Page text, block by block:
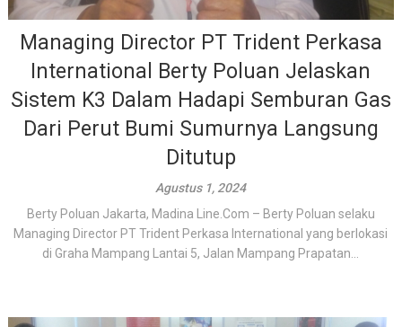
Managing Director PT Trident Perkasa
International Berty Poluan Jelaskan
Sistem K3 Dalam Hadapi Semburan Gas
Dari Perut Bumi Sumurnya Langsung
Ditutup
Agustus 1, 2024
Berty Poluan Jakarta, Madina Line.Com – Berty Poluan selaku
Managing Director PT Trident Perkasa International yang berlokasi
di Graha Mampang Lantai 5, Jalan Mampang Prapatan...